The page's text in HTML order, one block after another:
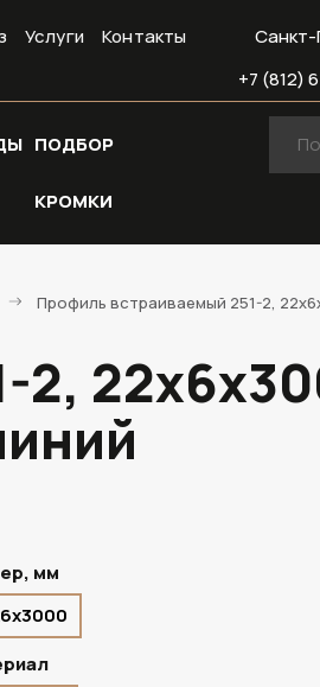
Услуги Контакты
Санкт-
+7 (812)
ПОДБОР
КРОМКИ
Профиль встраиваемый 251-2,
2,
мм